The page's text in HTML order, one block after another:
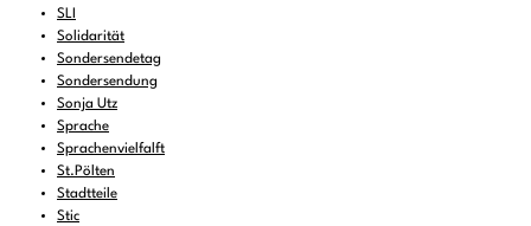
SLI
Solidarität
Sondersendetag
Sondersendung
Sonja Utz
Sprache
Sprachenvielfalft
St.Pölten
Stadtteile
Stic